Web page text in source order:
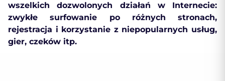
wszelkich dozwolonych działań w Internecie:
zwykłe surfowanie po różnych stronach,
rejestracja i korzystanie z niepopularnych usług,
gier, czeków itp.